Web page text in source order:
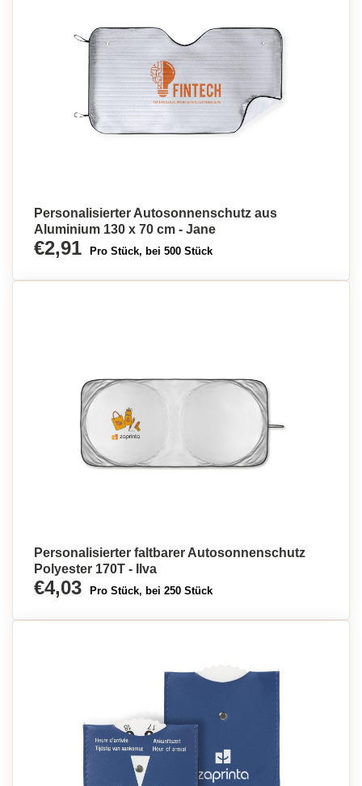
Personalisierter Autosonnenschutz aus
Aluminium 130 x 70 cm - Jane
€2,91 Pro Stück, bei 500 Stück
Personalisierter faltbarer Autosonnenschutz
Polyester 170T - Ilva
€4,03 Pro Stück, bei 250 Stück